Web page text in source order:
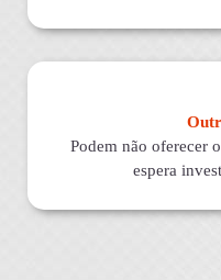
Podem não oferecer
espera